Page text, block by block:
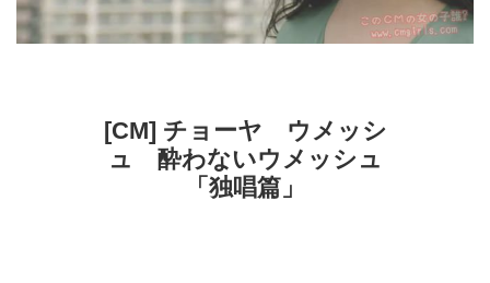
[CM] チョーヤ ウメッシ
ュ 酔わないウメッシュ
「独唱篇」